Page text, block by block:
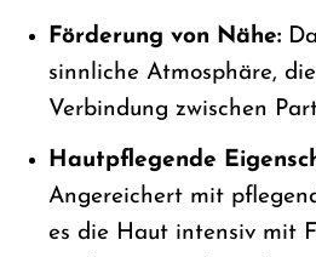
Förderung von Nähe:
sinnliche Atmosphäre,
Verbindung zwischen
Hautpflegende
Angereichert mit
es die Haut intensiv mit